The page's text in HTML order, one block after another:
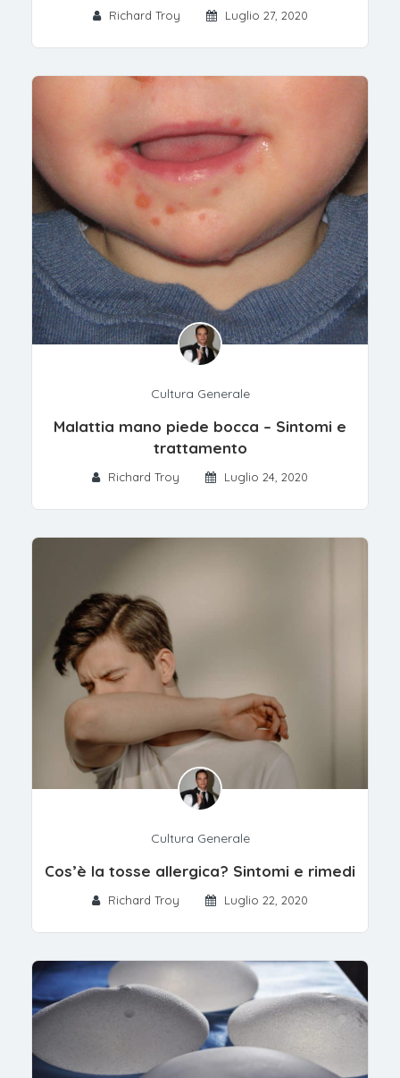
Richard Troy Luglio 27, 2020
Cultura Generale
Malattia mano piede bocca – Sintomi e
trattamento
Richard Troy Luglio 24, 2020
Cultura Generale
Cos’è la tosse allergica? Sintomi e rimedi
Richard Troy Luglio 22, 2020